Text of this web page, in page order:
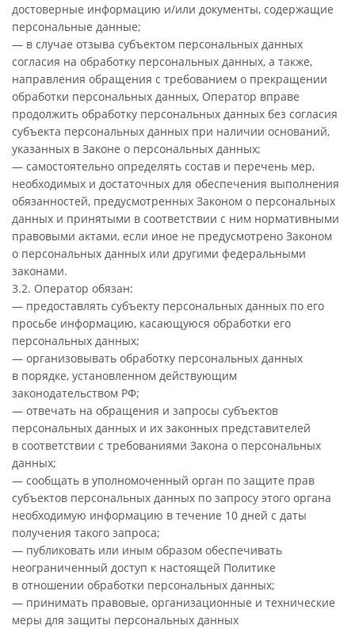
достоверные информацию и/или документы, содержащие
персональные данные;
— в случае отзыва субъектом персональных данных
согласия на обработку персональных данных, а также,
направления обращения с требованием о прекращении
обработки персональных данных, Оператор вправе
продолжить обработку персональных данных без согласия
субъекта персональных данных при наличии оснований,
указанных в Законе о персональных данных;
— самостоятельно определять состав и перечень мер,
необходимых и достаточных для обеспечения выполнения
обязанностей, предусмотренных Законом о персональных
данных и принятыми в соответствии с ним нормативными
правовыми актами, если иное не предусмотрено Законом
о персональных данных или другими федеральными
законами.
3.2. Оператор обязан:
— предоставлять субъекту персональных данных по его
просьбе информацию, касающуюся обработки его
персональных данных;
— организовывать обработку персональных данных
в порядке, установленном действующим
законодательством РФ;
— отвечать на обращения и запросы субъектов
персональных данных и их законных представителей
в соответствии с требованиями Закона о персональных
данных;
— сообщать в уполномоченный орган по защите прав
субъектов персональных данных по запросу этого органа
необходимую информацию в течение 10 дней с даты
получения такого запроса;
— публиковать или иным образом обеспечивать
неограниченный доступ к настоящей Политике
в отношении обработки персональных данных;
— принимать правовые, организационные и технические
меры для защиты персональных данных